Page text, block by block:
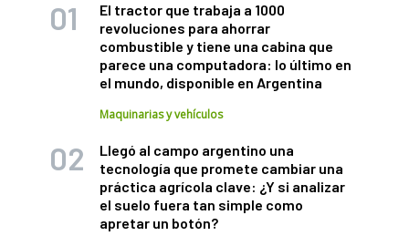
El tractor que trabaja a 1000
revoluciones para ahorrar
combustible y tiene una cabina que
parece una computadora: lo último en
el mundo, disponible en Argentina
Maquinarias y vehículos
Llegó al campo argentino una
tecnología que promete cambiar una
práctica agrícola clave: ¿Y si analizar
el suelo fuera tan simple como
apretar un botón?